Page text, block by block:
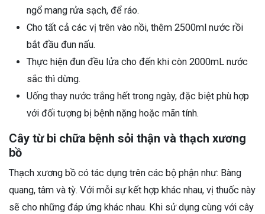
ngổ mang rửa sạch, để ráo.
Cho tất cả các vị trên vào nồi, thêm 2500ml nước rồi
bắt đầu đun nấu.
Thực hiện đun đều lửa cho đến khi còn 2000mL nước
sắc thì dừng.
Uống thay nước trắng hết trong ngày, đặc biệt phù hợp
với đối tượng bị bệnh nặng hoặc mãn tính.
Cây từ bi chữa bệnh sỏi thận và thạch xương
bồ
Thạch xương bồ có tác dụng trên các bộ phận như: Bàng
quang, tâm và tỳ. Với mỗi sự kết hợp khác nhau, vị thuốc này
sẽ cho những đáp ứng khác nhau. Khi sử dụng cùng với cây